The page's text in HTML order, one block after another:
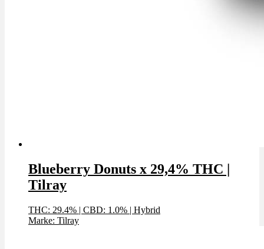
Blueberry Donuts x 29,4% THC |
Tilray
THC: 29.4% | CBD: 1.0% | Hybrid
Marke: Tilray